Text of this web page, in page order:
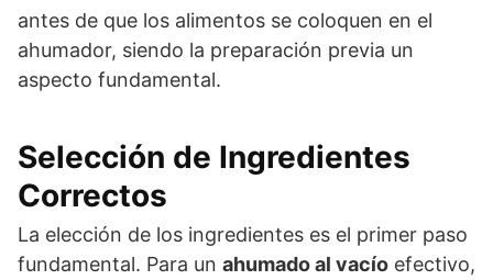
antes de que los alimentos se coloquen en el
ahumador, siendo la preparación previa un
aspecto fundamental.
Selección de Ingredientes
Correctos
La elección de los ingredientes es el primer paso
fundamental. Para un ahumado al vacío efectivo,